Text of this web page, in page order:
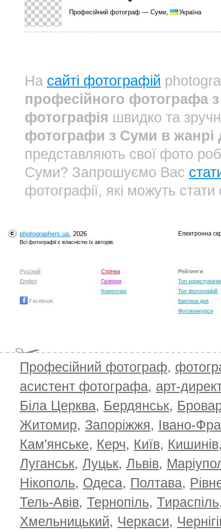
Професійний фотограф — Суми, Україна
На сайті фотографій
професійного фотографа
фотографія швидко та
фотографи з Суми в жанрі
представляють свої фото
Суми? Запрошуємо Вас
фотографії, які можуть
photographers.ua, 2026
Всі фотографії є власністю їх авторів.
Електронна
Русский
English
Facebook
Стрічка
Галерея
Коментарі
Рейтинги
Топ користувачів
Топ фотографій
Картина дня
Фотоконкурси
Професійний фотограф,
асистент фотографа, арт-
Біла Церква, Бердянськ,
Житомир, Запоріжжя, Івано-
Кам'янське, Керч, Київ, Кишинів
Луганськ, Луцьк, Львів,
Нікополь, Одеса, Полтава,
Тель-Авів, Тернопіль, Тираспіль
Хмельницький, Черкаси,